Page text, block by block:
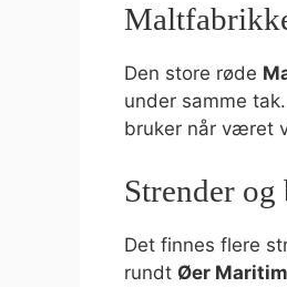
Den store røde
under samme
bruker når været
Strender
Det finnes flere
rundt Øer